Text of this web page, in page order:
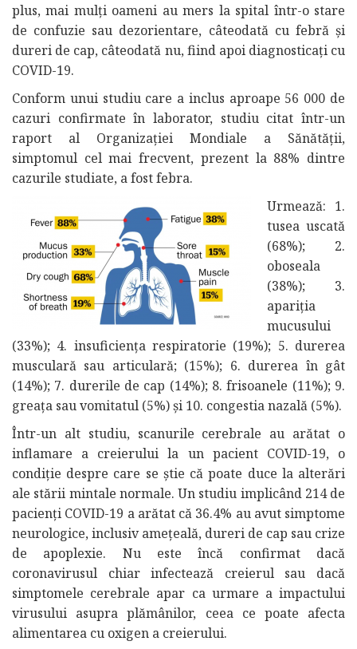
plus, mai mulți oameni au mers la spital într-o stare
de confuzie sau dezorientare, câteodată cu febră și
dureri de cap, câteodată nu, fiind apoi diagnosticați cu
COVID-19.
Conform unui studiu care a inclus aproape 56 000 de
cazuri confirmate în laborator, studiu citat într-un
raport al Organizației Mondiale a Sănătății,
simptomul cel mai frecvent, prezent la 88% dintre
cazurile studiate, a fost febra.
Urmează: 1.
tusea uscată
(68%); 2.
oboseala
(38%); 3.
apariția
mucusului
(33%); 4. insuficiența respiratorie (19%); 5. durerea
musculară sau articulară; (15%); 6. durerea în gât
(14%); 7. durerile de cap (14%); 8. frisoanele (11%); 9.
greața sau vomitatul (5%) și 10. congestia nazală (5%).
Într-un alt studiu, scanurile cerebrale au arătat o
inflamare a creierului la un pacient COVID-19, o
condiție despre care se știe că poate duce la alterări
ale stării mintale normale. Un studiu implicând 214 de
pacienți COVID-19 a arătat că 36.4% au avut simptome
neurologice, inclusiv amețeală, dureri de cap sau crize
de apoplexie. Nu este încă confirmat dacă
coronavirusul chiar infectează creierul sau dacă
simptomele cerebrale apar ca urmare a impactului
virusului asupra plămânilor, ceea ce poate afecta
alimentarea cu oxigen a creierului.